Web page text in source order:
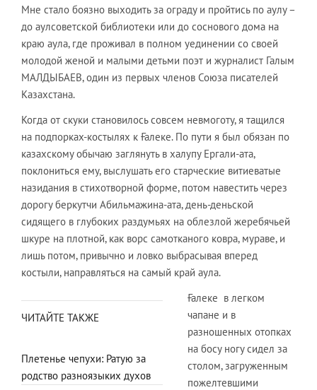
Мне стало боязно выходить за ограду и пройтись по аулу –
до аулсоветской библиотеки или до соснового дома на
краю аула, где проживал в полном уединении со своей
молодой женой и малыми детьми поэт и журналист Галым
МАЛДЫБАЕВ, один из первых членов Союза писателей
Казахстана.
Когда от скуки становилось совсем невмоготу, я тащился
на подпорках-костылях к Ғалеке. По пути я был обязан по
казахскому обычаю заглянуть в халупу Ергали-ата,
поклониться ему, выслушать его старческие витиеватые
назидания в стихотворной форме, потом навестить через
дорогу беркутчи Абильмажина-ата, день-деньской
сидящего в глубоких раздумьях на облезлой жеребячьей
шкуре на плотной, как ворс самотканого ковра, мураве, и
лишь потом, привычно и ловко выбрасывая вперед
костыли, направляться на самый край аула.
ЧИТАЙТЕ ТАКЖЕ
Плетенье чепухи: Ратую за
родство разноязыких духов
Ғалеке в легком
чапане и в
разношенных отопках
на босу ногу сидел за
столом, загруженным
пожелтевшими